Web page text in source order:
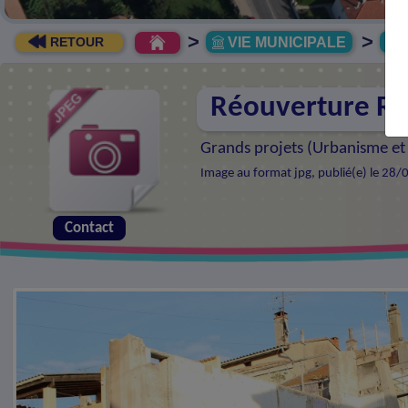
RETOUR > VIE MUNICIPALE >
Réouverture
Grands projets (Urbanisme
Image au format jpg, publié(e) le
Contact